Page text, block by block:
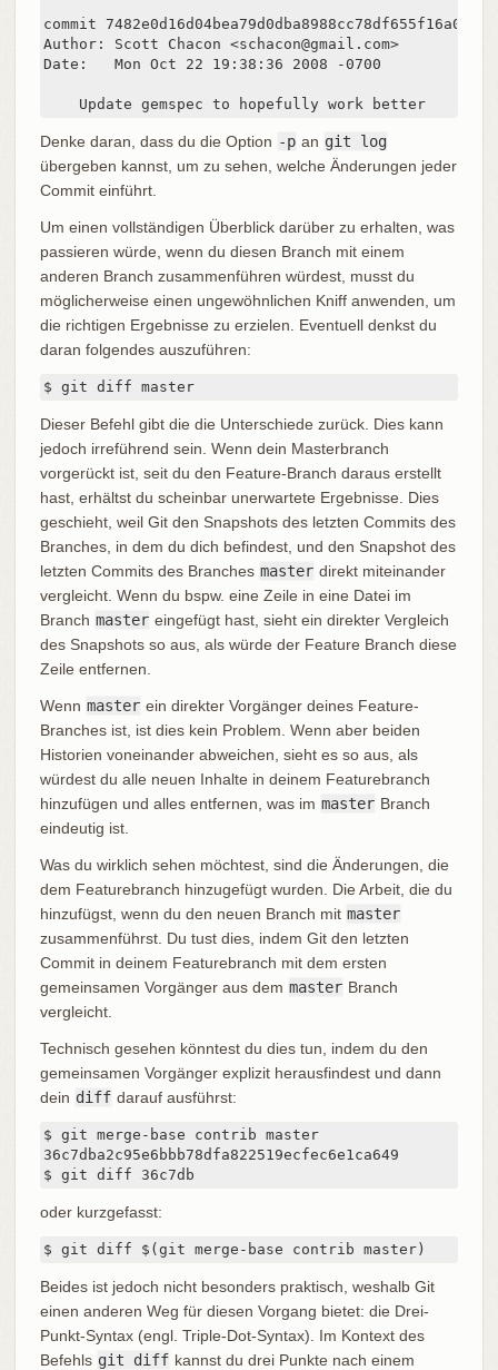
commit 7482e0d16d04bea79d0dba8988cc78df655f16a0
Author: Scott Chacon <schacon@gmail.com>
Date:   Mon Oct 22 19:38:36 2008 -0700
    Update gemspec to hopefully work better
Denke daran, dass du die Option -p an git log
übergeben kannst, um zu sehen, welche Änderungen jeder
Commit einführt.
Um einen vollständigen Überblick darüber zu erhalten, was
passieren würde, wenn du diesen Branch mit einem
anderen Branch zusammenführen würdest, musst du
möglicherweise einen ungewöhnlichen Kniff anwenden, um
die richtigen Ergebnisse zu erzielen. Eventuell denkst du
daran folgendes auszuführen:
$ git diff master
Dieser Befehl gibt die die Unterschiede zurück. Dies kann
jedoch irreführend sein. Wenn dein Masterbranch
vorgerückt ist, seit du den Feature-Branch daraus erstellt
hast, erhältst du scheinbar unerwartete Ergebnisse. Dies
geschieht, weil Git den Snapshots des letzten Commits des
Branches, in dem du dich befindest, und den Snapshot des
letzten Commits des Branches master direkt miteinander
vergleicht. Wenn du bspw. eine Zeile in eine Datei im
Branch master eingefügt hast, sieht ein direkter Vergleich
des Snapshots so aus, als würde der Feature Branch diese
Zeile entfernen.
Wenn master ein direkter Vorgänger deines Feature-
Branches ist, ist dies kein Problem. Wenn aber beiden
Historien voneinander abweichen, sieht es so aus, als
würdest du alle neuen Inhalte in deinem Featurebranch
hinzufügen und alles entfernen, was im master Branch
eindeutig ist.
Was du wirklich sehen möchtest, sind die Änderungen, die
dem Featurebranch hinzugefügt wurden. Die Arbeit, die du
hinzufügst, wenn du den neuen Branch mit master
zusammenführst. Du tust dies, indem Git den letzten
Commit in deinem Featurebranch mit dem ersten
gemeinsamen Vorgänger aus dem master Branch
vergleicht.
Technisch gesehen könntest du dies tun, indem du den
gemeinsamen Vorgänger explizit herausfindest und dann
dein diff darauf ausführst:
$ git merge-base contrib master
36c7dba2c95e6bbb78dfa822519ecfec6e1ca649
$ git diff 36c7db
oder kurzgefasst:
$ git diff $(git merge-base contrib master)
Beides ist jedoch nicht besonders praktisch, weshalb Git
einen anderen Weg für diesen Vorgang bietet: die Drei-
Punkt-Syntax (engl. Triple-Dot-Syntax). Im Kontext des
Befehls git diff kannst du drei Punkte nach einem